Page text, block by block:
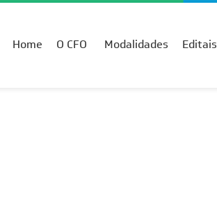
Home O CFO Modalidades Editais